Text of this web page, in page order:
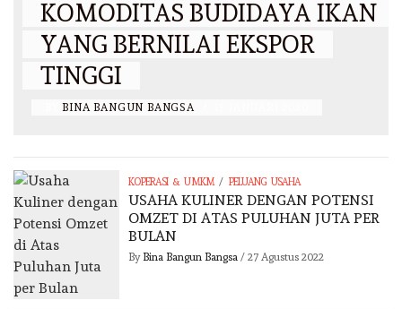
KOMODITAS BUDIDAYA IKAN
YANG BERNILAI EKSPOR
TINGGI
BINA BANGUN BANGSA
KOPERASI & UMKM / PELUANG USAHA
USAHA KULINER DENGAN POTENSI
OMZET DI ATAS PULUHAN JUTA PER
BULAN
By Bina Bangun Bangsa/ 27 Agustus 2022